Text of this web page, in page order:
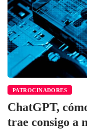
PATROCINADORES
ChatGPT,
trae consigo a